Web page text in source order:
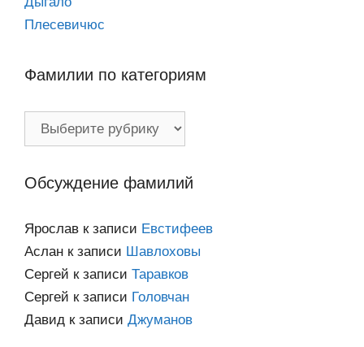
Плесевичюс
Фамилии по категориям
Обсуждение фамилий
Ярослав к записи Евстифеев
Аслан к записи Шавлоховы
Сергей к записи Таравков
Сергей к записи Головчан
Давид к записи Джуманов